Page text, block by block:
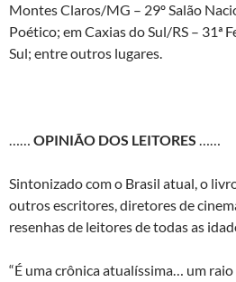
Montes Claros/MG – 29º Salão
Poético; em Caxias do Sul/RS – 31ª
Sul; entre outros lugares.
…… OPINIÃO DOS LEITORES ……
Sintonizado com o Brasil atual, o
outros escritores, diretores de
resenhas de leitores de todas as
“É uma crônica atualíssima… um